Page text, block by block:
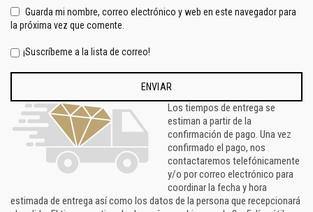
Guarda mi nombre, correo electrónico y web en este navegador para
la próxima vez que comente.
¡Suscríbeme a la lista de correo!
Los tiempos de entrega se
estiman a partir de la
confirmación de pago. Una vez
confirmado el pago, nos
contactaremos telefónicamente
y/o por correo electrónico para
coordinar la fecha y hora
estimada de entrega así como los datos de la persona que recepcionará